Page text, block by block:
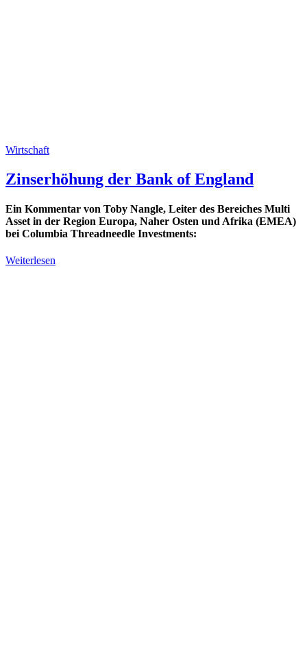
Wirtschaft
Zinserhöhung der Bank of England
Ein Kommentar von Toby Nangle, Leiter des Bereiches Multi
Asset in der Region Europa, Naher Osten und Afrika (EMEA)
bei Columbia Threadneedle Investments:
Weiterlesen